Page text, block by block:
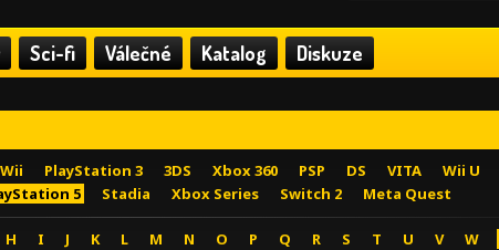
Sci-fi Válečné Katalog Diskuze
Wii PlayStation 3 3DS Xbox 360 PSP DS VITA Wii U
5 Stadia Xbox Series Switch 2 Meta Quest
H I J K L M N O P Q R S T U V W